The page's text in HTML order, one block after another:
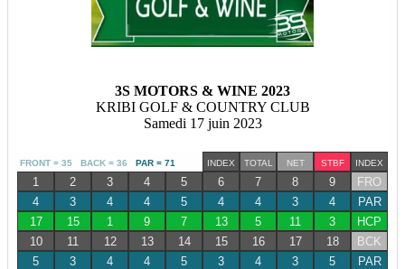
3S MOTORS & WINE 2023
KRIBI GOLF & COUNTRY CLUB
Samedi 17 juin 2023
FRONT = 35 BACK = 36 PAR = 71 INDEX TOTAL NET STBF INDEX
1 2 3 4 5 6 7 8 9
FRO
4
3 4 4 5 4 4 3 4
PAR
17
15 1 9 7 13 5 11 3
HCP
10
11 12 13 14 15 16 17 18
BCK
5
3 4 4 5 3 4 3 5 PAR